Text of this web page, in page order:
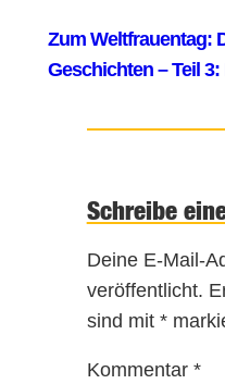
Schreibe
Deine E-Mail-
veröffentlicht.
sind mit *
Kommentar *